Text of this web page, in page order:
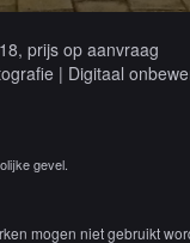
prijs op aanvraag
| Digitaal
gevel.
mogen niet gebruikt